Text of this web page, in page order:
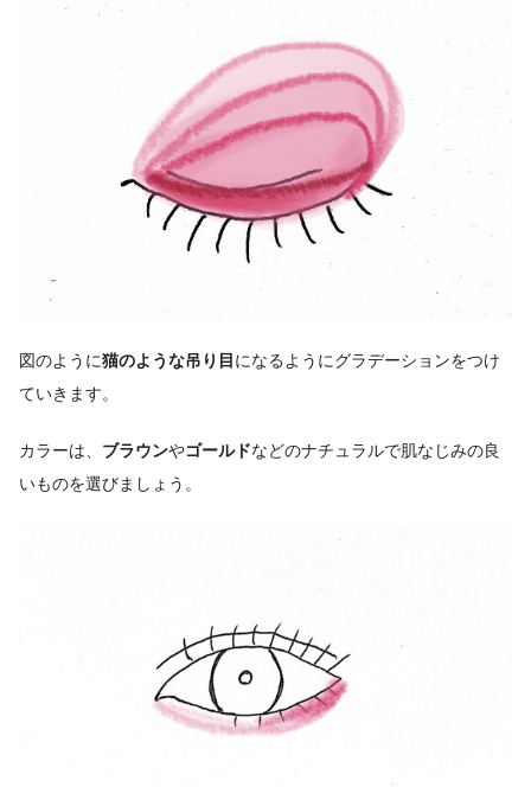
図のように猫のような吊り目 になるようにグラデーションをつけ
ていきます。
カラーは、 ブラウンやゴールドなどのナチュラルで肌なじみの良
いものを選びましょう。